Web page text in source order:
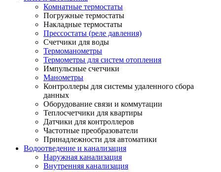
Комнатные термостаты
Погружные термостаты
Накладные термостаты
Прессостаты (реле давления)
Счетчики для воды
Термоманометры
Термометры для систем отопления
Импульсные счетчики
Манометры
Контроллеры для системы удаленного сбора
данных
Оборудование связи и коммутации
Теплосчетчики для квартиры
Датчики для контроллеров
Частотные преобразователи
Принадлежности для автоматики
Водоотведение и канализация
Наружная канализация
Внутренняя канализация